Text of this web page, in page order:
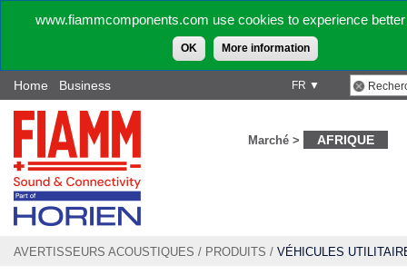
www.fiammcomponents.com use cookies to experience
OK More information
FR ▼
Home Business
Marché > AFRIQUE
AVERTISSEURS ACOUSTIQUES / PRODUITS / VÉHICULES